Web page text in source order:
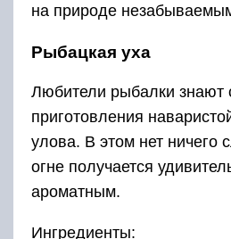
на природе
Рыбацкая уха
Любители рыбалки знают
приготовления
улова. В этом нет ничего
огне получается
ароматным.
Ингредиенты: